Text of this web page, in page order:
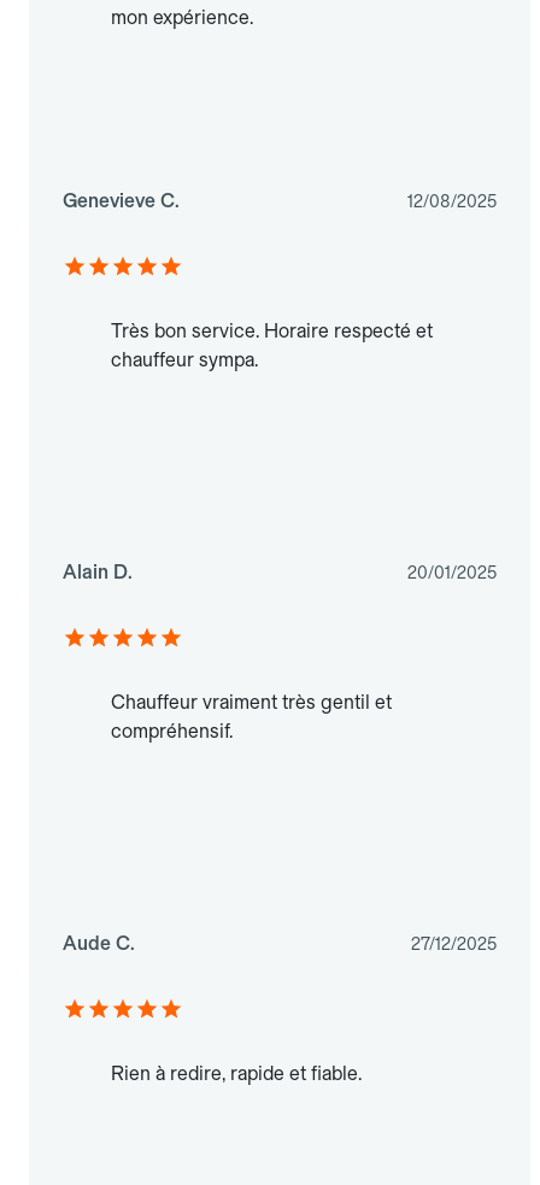
mon expérience.
Genevieve C. 12/08/2025
Très bon service. Horaire respecté et
chauffeur sympa.
Alain D. 20/01/2025
Chauffeur vraiment très gentil et
compréhensif.
Aude C. 27/12/2025
Rien à redire, rapide et fiable.